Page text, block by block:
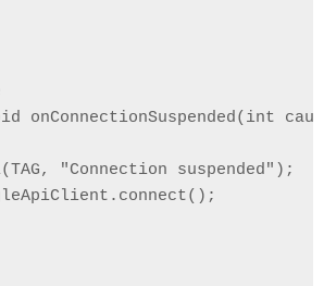
onConnectionSuspended(int
"Connection suspended");